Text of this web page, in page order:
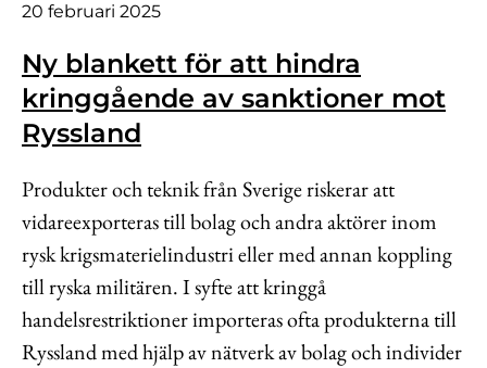
Om ISP
Kontakt
Kundwebben
In English
20 februari 2025
Ny blankett för att hindra
kringgående av sanktioner mot
Ryssland
Produkter och teknik från Sverige riskerar att
vidareexporteras till bolag och andra aktörer inom
rysk krigsmaterielindustri eller med annan koppling
till ryska militären. I syfte att kringgå
handelsrestriktioner importeras ofta produkterna till
Ryssland med hjälp av nätverk av bolag och individer